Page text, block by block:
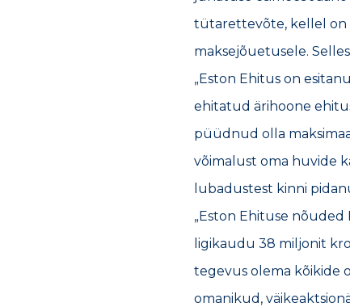
tütarettevõte, kellel on
maksejõuetusele.
„Eston Ehitus on
ehitatud ärihoone
püüdnud olla
võimalust oma huvide
lubadustest kinni
„Eston Ehituse
ligikaudu 38 miljonit
tegevus olema kõikide
omanikud,